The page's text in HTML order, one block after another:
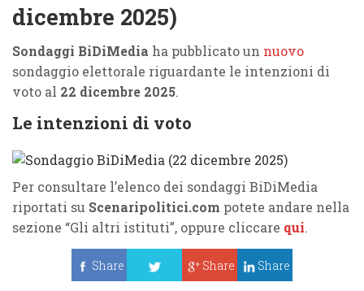
dicembre 2025)
Sondaggi BiDiMedia ha pubblicato un nuovo
sondaggio elettorale riguardante le intenzioni di
voto al 22 dicembre 2025.
Le intenzioni di voto
Per consultare l’elenco dei sondaggi BiDiMedia
riportati su Scenaripolitici.com potete andare nella
sezione “Gli altri istituti”, oppure cliccare qui.
Share
Share Share